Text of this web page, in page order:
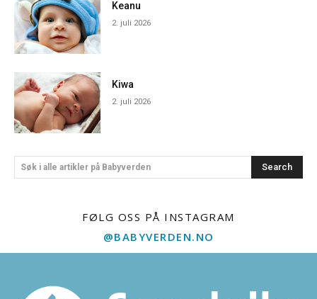
Keanu
2. juli 2026
Kiwa
2. juli 2026
Søk i alle artikler på Babyverden Search
FØLG OSS PÅ INSTAGRAM
@BABYVERDEN.NO